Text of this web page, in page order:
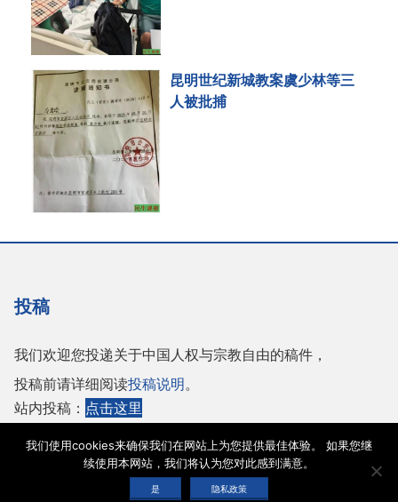
昆明世纪新城教案虞少林等三
人被批捕
投稿
我们欢迎您投递关于中国人权与宗教自由的稿件，
投稿前请详细阅读投稿说明。
站内投稿： 点击这里
Copyright © 2026 保护人权与宗教自由协会 |网站使用条款
我们使用cookies来确保我们在网站上为您提供最佳体验。 如果您继
续使用本网站，我们将认为您对此感到满意。
是 隐私政策